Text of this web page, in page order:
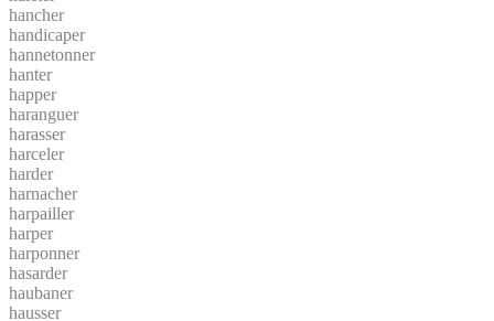
hancher
handicaper
hannetonner
hanter
happer
haranguer
harasser
harceler
harder
harnacher
harpailler
harper
harponner
hasarder
haubaner
hausser